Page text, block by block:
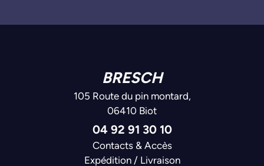
BRESCH
105 Route du pin montard,
06410 Biot
04 92 91 30 10
Contacts & Accès
Expédition / Livraison